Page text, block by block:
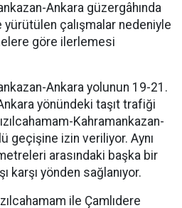
Ankara güzergâhında
çalışmalar nedeniyle
göre ilerlemesi
Ankara yolunun 19-21.
yönündeki taşıt trafiği
Kahramankazan-
geçişine izin veriliyor. Aynı
arasındaki başka bir
karşı yönden sağlanıyor.
ile Çamlıdere